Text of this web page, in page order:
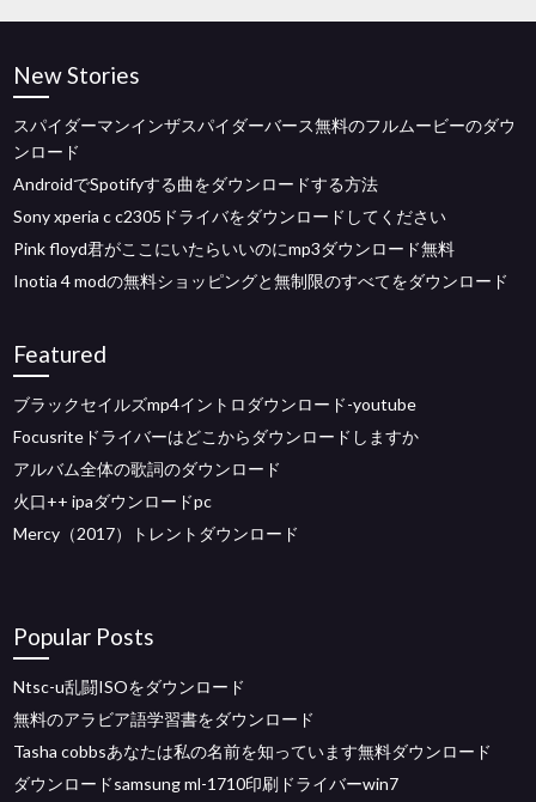
New Stories
スパイダーマンインザスパイダーバース無料のフルムービーのダウ
ンロード
AndroidでSpotifyする曲をダウンロードする方法
Sony xperia c c2305ドライバをダウンロードしてください
Pink floyd君がここにいたらいいのにmp3ダウンロード無料
Inotia 4 modの無料ショッピングと無制限のすべてをダウンロード
Featured
ブラックセイルズmp4イントロダウンロード-youtube
Focusriteドライバーはどこからダウンロードしますか
アルバム全体の歌詞のダウンロード
火口++ ipaダウンロードpc
Mercy（2017）トレントダウンロード
Popular Posts
Ntsc-u乱闘ISOをダウンロード
無料のアラビア語学習書をダウンロード
Tasha cobbsあなたは私の名前を知っています無料ダウンロード
ダウンロードsamsung ml-1710印刷ドライバーwin7